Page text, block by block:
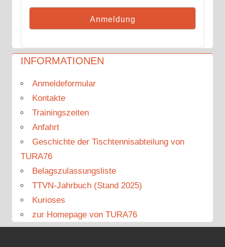
INFORMATIONEN
Anmeldeformular
Kontakte
Trainingszeiten
Anfahrt
Geschichte der Tischtennisabteilung von
TURA76
Belagszulassungsliste
TTVN-Jahrbuch (Stand 2025)
Kurioses
zur Homepage von TURA76